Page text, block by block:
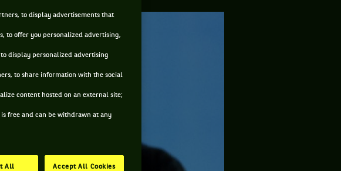
to display advertisements that
to offer you personalized advertising,
display personalized advertising
to share information with the social
content hosted on an external site;
free and can be withdrawn at any
All Accept All Cookies